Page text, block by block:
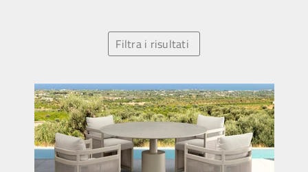
Filtra i risultati